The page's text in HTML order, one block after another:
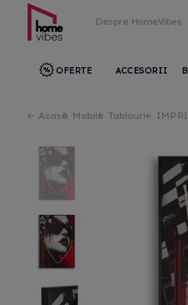
Despre HomeVibes
ACCESORII
OFERTE
Acasă Mobilă Tablouri